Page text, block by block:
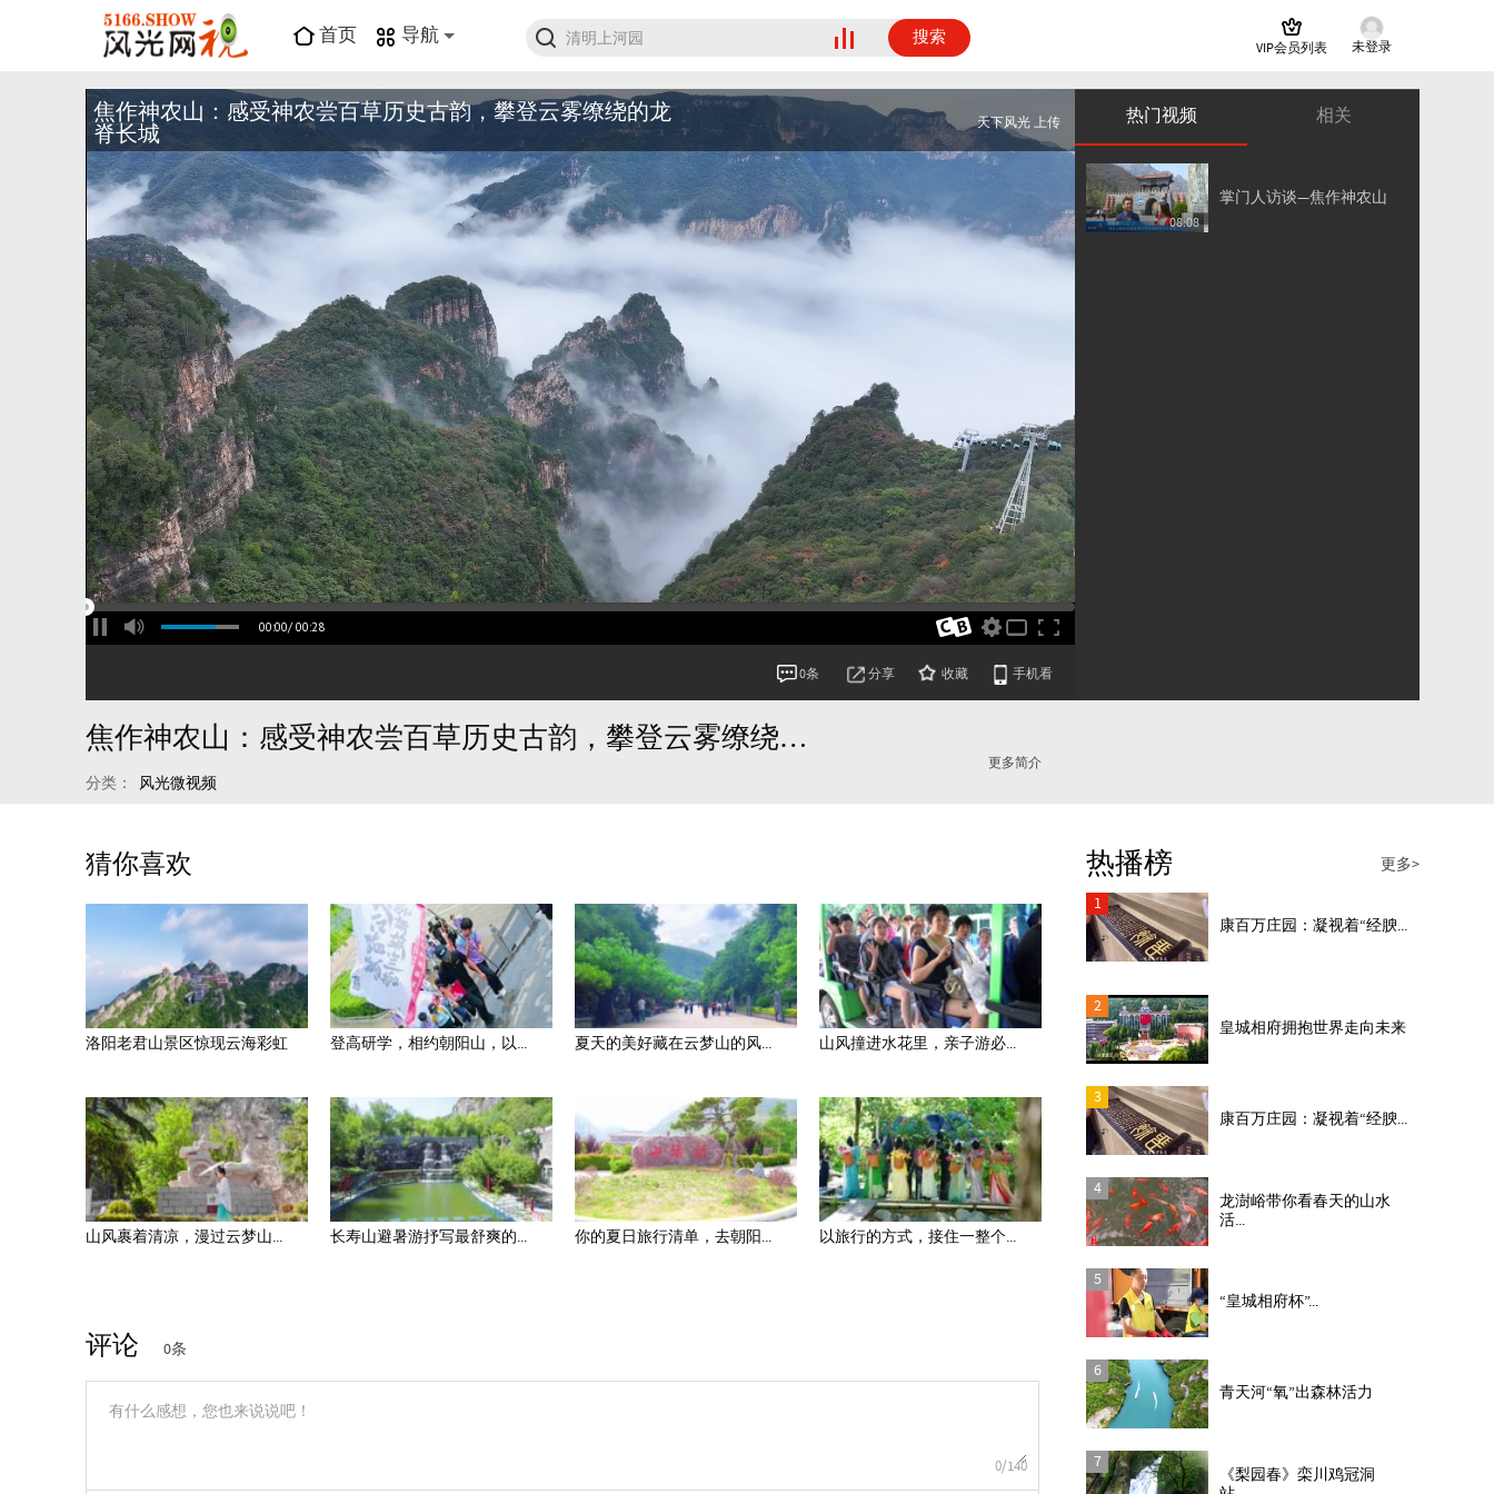
首页 导航 搜索 VIP会员列表 未登录
焦作神农山：感受神农尝百草历史古韵，攀登云雾缭绕的龙
脊长城 天下风光 上传
00:00/00:28
0条 分享 收藏 手机看
热门视频 相关
08:08
掌门人访谈—焦作神农山
焦作神农山：感受神农尝百草历史古韵，攀登云雾缭绕的龙脊长城
分类： 风光微视频
更多简介
猜你喜欢
洛阳老君山景区惊现云海彩虹 登高研学，相约朝阳山，以... 夏天的美好藏在云梦山的风... 山风撞进水花里，亲子游必...
山风裹着清凉，漫过云梦山... 长寿山避暑游抒写最舒爽的... 你的夏日旅行清单，去朝阳... 以旅行的方式，接住一整个...
评论 0条
0/140
热播榜
更多>
1
康百万庄园：凝视着“经腴...
2
皇城相府拥抱世界走向未来
3
康百万庄园：凝视着“经腴...
4
龙澍峪带你看春天的山水
活...
5
“皇城相府杯”...
6
青天河“氧”出森林活力
7
《梨园春》栾川鸡冠洞